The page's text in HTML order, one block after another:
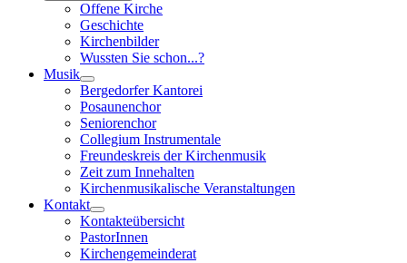
Offene Kirche
Geschichte
Kirchenbilder
Wussten Sie schon...?
Musik
Bergedorfer Kantorei
Posaunenchor
Seniorenchor
Collegium Instrumentale
Freundeskreis der Kirchenmusik
Zeit zum Innehalten
Kirchenmusikalische Veranstaltungen
Kontakt
Kontakteübersicht
PastorInnen
Kirchengemeinderat